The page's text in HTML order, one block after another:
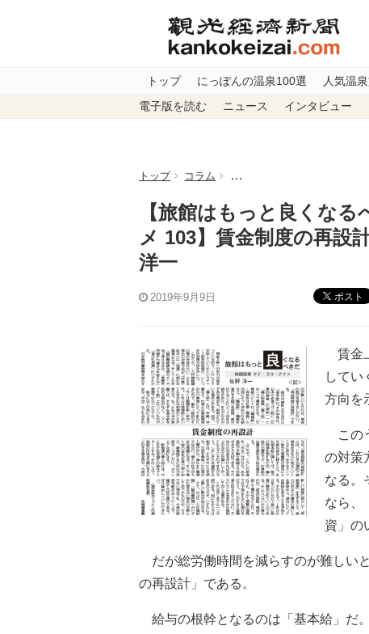
トップ にっぽんの温泉100選 人気温
電子版を読む ニュース インタビュー
トップ コラム 【旅館はもっと良くなるべ
【旅館はもっと良くな
メ 103】賃金制度の再
洋一
2019年9月9日 ポスト
賃金
してい
方向を
この
の対策
なる。
なら、
資」の
だが総労働時間を減らすのが難しい
の再設計」である。
給与の根幹となるのは「基本給」だ